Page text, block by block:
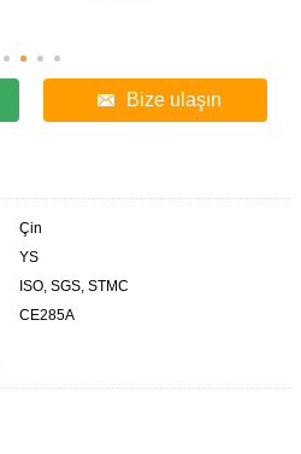
Bize ulaşın
Çin
YS
ISO, SGS, STMC
CE285A